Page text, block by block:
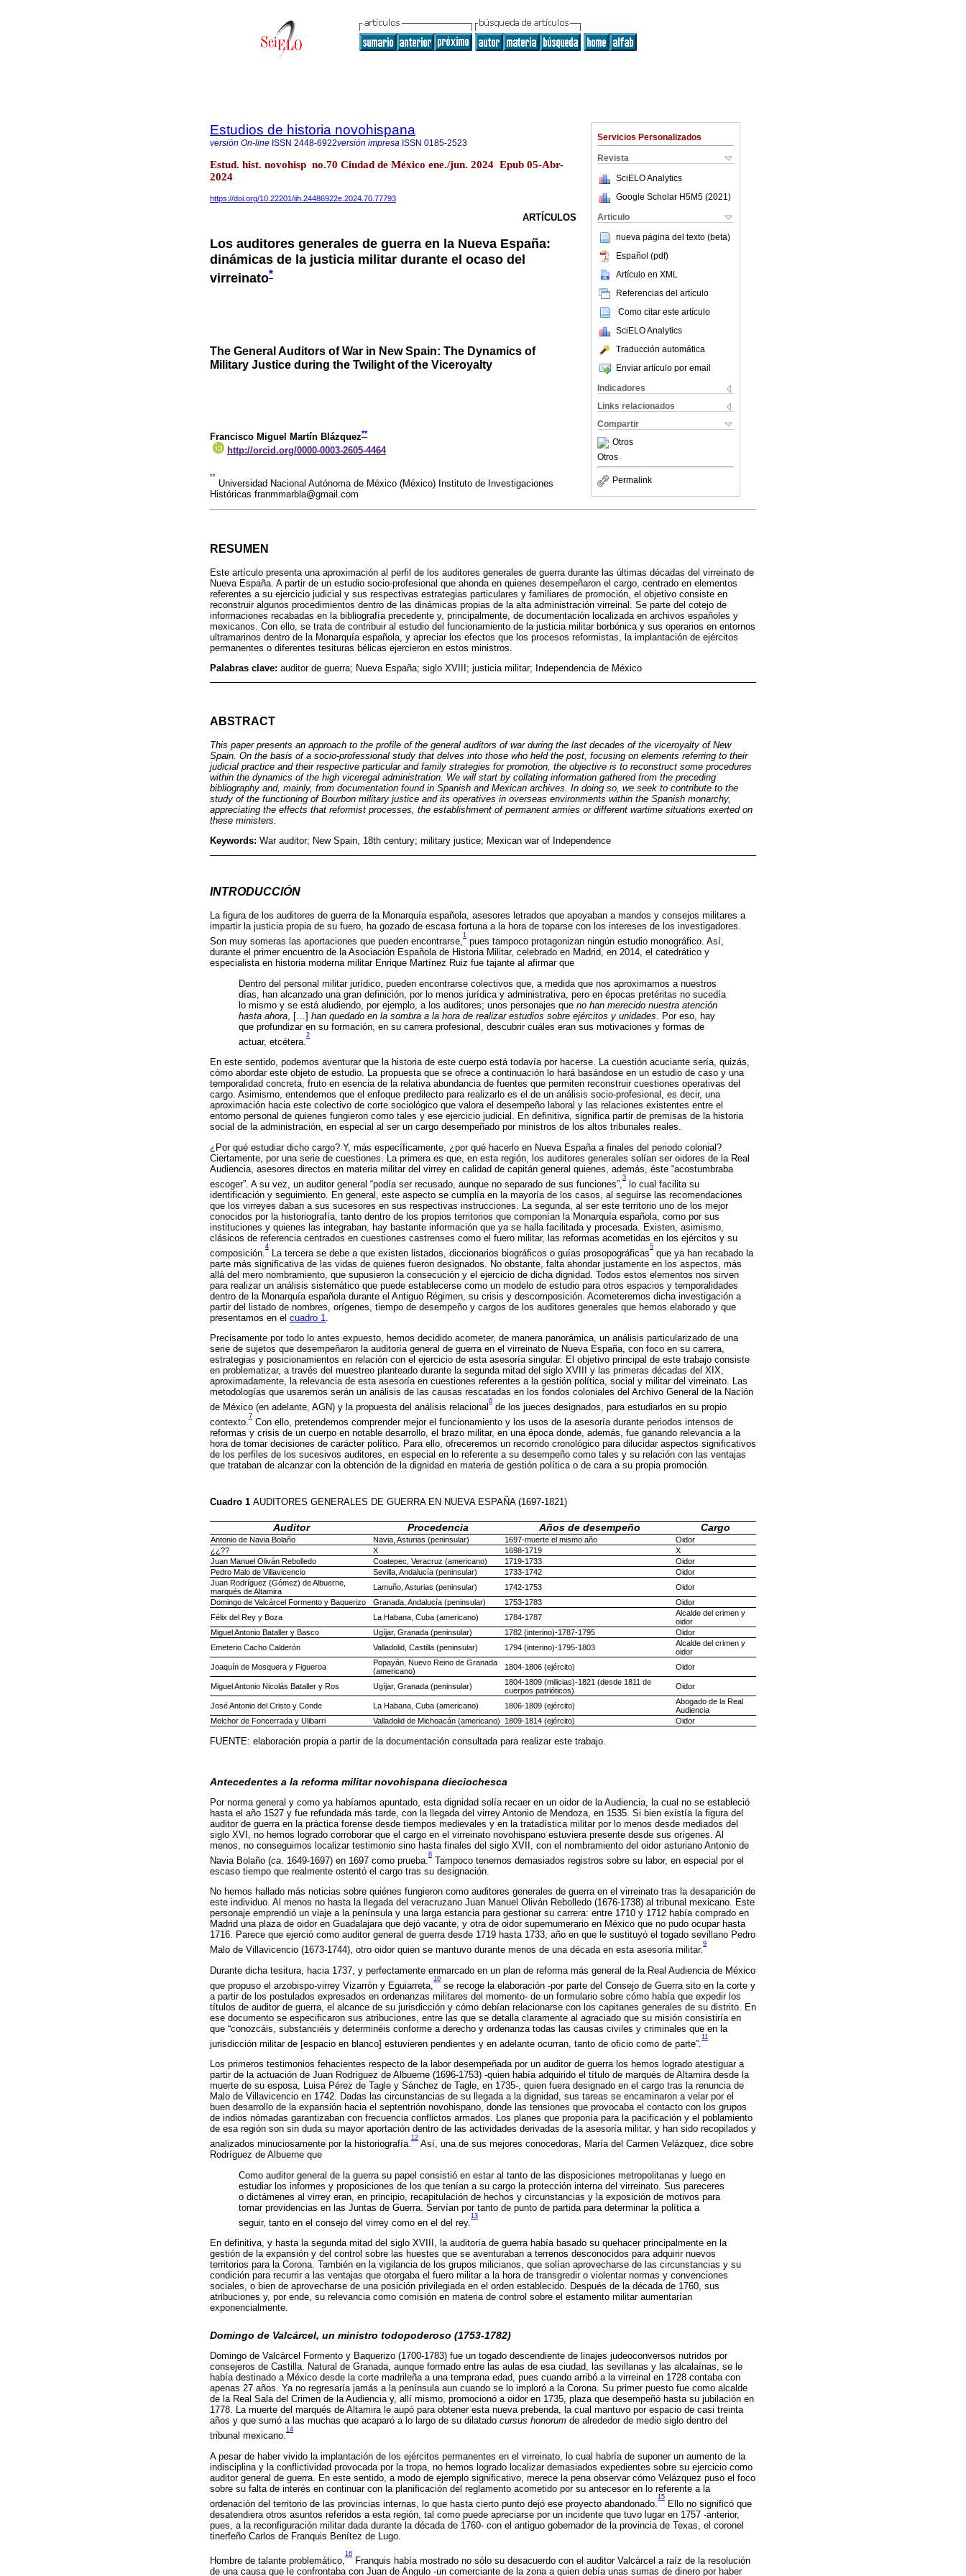
Servicios Personalizados
Revista
SciELO Analytics
Google Scholar H5M5 (2021 )
Articulo
nueva página del texto (beta)
Español (pdf)
Artículo en XML
Referencias del artículo
Como citar este artículo
SciELO Analytics
Traducción automática
Enviar artículo por email
Indicadores
Links relacionados
Compartir
Otros
Otros
Permalink
Estudios de historia novohispana
versión On-line ISSN 2448-6922versión impresa ISSN 0185-2523
Estud. hist. novohisp no.70 Ciudad de México ene./jun. 2024 Epub 05-Abr-
2024
https://doi.org/10.22201/iih.24486922e.2024.70.77793
ARTÍCULOS
Los auditores generales de guerra en la Nueva España:
dinámicas de la justicia militar durante el ocaso del
virreinato*
The General Auditors of War in New Spain: The Dynamics of
Military Justice during the Twilight of the Viceroyalty
Francisco Miguel Martín Blázquez**
http://orcid.org/0000-0003-2605-4464
**
Universidad Nacional Autónoma de México (México) Instituto de Investigaciones
Históricas franmmarbla@gmail.com
RESUMEN
Este artículo presenta una aproximación al perfil de los auditores generales de guerra durante las últimas décadas del virreinato de
Nueva España. A partir de un estudio socio-profesional que ahonda en quienes desempeñaron el cargo, centrado en elementos
referentes a su ejercicio judicial y sus respectivas estrategias particulares y familiares de promoción, el objetivo consiste en
reconstruir algunos procedimientos dentro de las dinámicas propias de la alta administración virreinal. Se parte del cotejo de
informaciones recabadas en la bibliografía precedente y, principalmente, de documentación localizada en archivos españoles y
mexicanos. Con ello, se trata de contribuir al estudio del funcionamiento de la justicia militar borbónica y sus operarios en entornos
ultramarinos dentro de la Monarquía española, y apreciar los efectos que los procesos reformistas, la implantación de ejércitos
permanentes o diferentes tesituras bélicas ejercieron en estos ministros.
Palabras clave: auditor de guerra; Nueva España; siglo XVIII; justicia militar; Independencia de México
ABSTRACT
This paper presents an approach to the profile of the general auditors of war during the last decades of the viceroyalty of New
Spain. On the basis of a socio-professional study that delves into those who held the post, focusing on elements referring to their
judicial practice and their respective particular and family strategies for promotion, the objective is to reconstruct some procedures
within the dynamics of the high viceregal administration. We will start by collating information gathered from the preceding
bibliography and, mainly, from documentation found in Spanish and Mexican archives. In doing so, we seek to contribute to the
study of the functioning of Bourbon military justice and its operatives in overseas environments within the Spanish monarchy,
appreciating the effects that reformist processes, the establishment of permanent armies or different wartime situations exerted on
these ministers.
Keywords: War auditor; New Spain, 18th century; military justice; Mexican war of Independence
INTRODUCCIÓN
La figura de los auditores de guerra de la Monarquía española, asesores letrados que apoyaban a mandos y consejos militares a
impartir la justicia propia de su fuero, ha gozado de escasa fortuna a la hora de toparse con los intereses de los investigadores.
Son muy someras las aportaciones que pueden encontrarse,
1
pues tampoco protagonizan ningún estudio monográfico. Así,
durante el primer encuentro de la Asociación Española de Historia Militar, celebrado en Madrid, en 2014, el catedrático y
especialista en historia moderna militar Enrique Martínez Ruiz fue tajante al afirmar que
Dentro del personal militar jurídico, pueden encontrarse colectivos que, a medida que nos aproximamos a nuestros
días, han alcanzado una gran definición, por lo menos jurídica y administrativa, pero en épocas pretéritas no sucedía
lo mismo y se está aludiendo, por ejemplo, a los auditores; unos personajes que no han merecido nuestra atención
hasta ahora , […] han quedado en la sombra a la hora de realizar estudios sobre ejércitos y unidades . Por eso, hay
que profundizar en su formación, en su carrera profesional, descubrir cuáles eran sus motivaciones y formas de
actuar, etcétera.
2
En este sentido, podemos aventurar que la historia de este cuerpo está todavía por hacerse. La cuestión acuciante sería, quizás,
cómo abordar este objeto de estudio. La propuesta que se ofrece a continuación lo hará basándose en un estudio de caso y una
temporalidad concreta, fruto en esencia de la relativa abundancia de fuentes que permiten reconstruir cuestiones operativas del
cargo. Asimismo, entendemos que el enfoque predilecto para realizarlo es el de un análisis socio-profesional, es decir, una
aproximación hacia este colectivo de corte sociológico que valora el desempeño laboral y las relaciones existentes entre el
entorno personal de quienes fungieron como tales y ese ejercicio judicial. En definitiva, significa partir de premisas de la historia
social de la administración, en especial al ser un cargo de­sempeñado por ministros de los altos tribunales reales.
¿Por qué estudiar dicho cargo? Y, más específicamente, ¿por qué hacerlo en Nueva España a finales del periodo colonial?
Ciertamente, por una serie de cuestiones. La primera es que, en esta región, los auditores generales solían ser oidores de la Real
Audiencia, asesores directos en materia militar del virrey en calidad de capitán general quienes, además, éste “acostumbraba
escoger”. A su vez, un auditor general “podía ser recusado, aunque no separado de sus funciones”,
3
lo cual facilita su
identificación y seguimiento. En general, este aspecto se cumplía en la mayoría de los casos, al seguirse las recomendaciones
que los virreyes daban a sus sucesores en sus respectivas instrucciones. La segunda, al ser este territorio uno de los mejor
conocidos por la historiografía, tanto dentro de los propios territorios que componían la Monarquía española, como por sus
instituciones y quienes las integraban, hay bastante información que ya se halla facilitada y procesada. Existen, asimismo,
clásicos de referencia centrados en cuestiones castrenses como el fuero militar, las reformas acometidas en los ejércitos y su
composición.
4
La tercera se debe a que existen listados, diccionarios biográficos o guías prosopográficas
5
que ya han recabado la
parte más significativa de las vidas de quienes fueron designados. No obstante, falta ahondar justamente en los aspectos, más
allá del mero nombramiento, que supusieron la consecución y el ejercicio de dicha dignidad. Todos estos elementos nos sirven
para realizar un análisis sistemático que puede establecerse como un modelo de estudio para otros espacios y temporalidades
dentro de la Monarquía española durante el Antiguo Régimen, su crisis y descomposición. Acometeremos dicha investigación a
partir del listado de nombres, orígenes, tiempo de desempeño y cargos de los auditores generales que hemos elaborado y que
presentamos en el cuadro 1
Precisamente por todo lo antes expuesto, hemos decidido acometer, de manera panorámica, un análisis particularizado de una
serie de sujetos que desempeñaron la auditoría general de guerra en el virreinato de Nueva España, con foco en su carrera,
estrategias y posicionamientos en relación con el ejercicio de esta asesoría singular. El objetivo principal de este trabajo consiste
en problematizar, a través del muestreo planteado durante la segunda mitad del siglo XVIII y las primeras décadas del XIX,
aproximadamente, la relevancia de esta asesoría en cuestiones referentes a la gestión política, social y militar del virreinato. Las
metodologías que usaremos serán un análisis de las causas rescatadas en los fondos coloniales del Archivo General de la Nación
de México (en adelante, AGN) y la propuesta del análisis relacional
6
de los jueces designados, para estudiarlos en su propio
contexto.
7
Con ello, pretendemos comprender mejor el funcionamiento y los usos de la asesoría durante periodos intensos de
reformas y crisis de un cuerpo en notable desarrollo, el brazo militar, en una época donde, además, fue ganando relevancia a la
hora de tomar decisiones de carácter político. Para ello, ofreceremos un recorrido cronológico para dilucidar aspectos significativos
de los perfiles de los sucesivos auditores, en especial en lo referente a su desempeño como tales y su relación con las ventajas
que trataban de alcanzar con la obtención de la dignidad en materia de gestión política o de cara a su propia promoción.
Cuadro 1 AUDITORES GENERALES DE GUERRA EN NUEVA ESPAÑA (1697-1821)
Auditor Procedencia Años de desempeño Cargo
Antonio de Navia Bolaño Navia, Asturias (peninsular) 1697-muerte el mismo año
Oidor
¿¿??
X 1698-1719
X
Juan Manuel Oliván Rebolledo
Coatepec, Veracruz (americano) 1719-1733
Oidor
Pedro Malo de Villavicencio
Sevilla, Andalucía (peninsular) 1733-1742
Oidor
Juan Rodríguez (Gómez) de Albuerne,
marqués de Altamira
Lamuño, Asturias (peninsular) 1742-1753
Oidor
Domingo de Valcárcel Formento y Baquerizo
Granada, Andalucía (peninsular) 1753-1783
Oidor
Félix del Rey y Boza
La Habana, Cuba (americano) 1784-1787
Alcalde del crimen y
oidor
Miguel Antonio Bataller y Basco
Ugíjar, Granada (peninsular) 1782 (interino)-1787-1795
Oidor
Emeterio Cacho Calderón
Valladolid, Castilla (peninsular) 1794 (interino)-1795-1803
Alcalde del crimen y
oidor
Joaquín de Mosquera y Figueroa
Popayán, Nuevo Reino de Granada
(americano)
1804-1806 (ejército) Oidor
Miguel Antonio Nicolás Bataller y Ros Ugíjar, Granada (peninsular)
1804-1809 (milicias)-1821 (desde 1811 de
cuerpos patrióticos)
Oidor
José Antonio del Cristo y Conde La Habana, Cuba (americano) 1806-1809 (ejército)
Abogado de la Real
Audiencia
Melchor de Foncerrada y Ulibarri
Valladolid de Michoacán (americano) 1809-1814 (ejército) Oidor
FUENTE: elaboración propia a partir de la documentación consultada para realizar este trabajo.
Antecedentes a la reforma militar novohispana dieciochesca
Por norma general y como ya habíamos apuntado, esta dignidad solía recaer en un oidor de la Audiencia, la cual no se estableció
hasta el año 1527 y fue refundada más tarde, con la llegada del virrey Antonio de Mendoza, en 1535. Si bien existía la figura del
auditor de guerra en la práctica forense desde tiempos medievales y en la tratadística militar por lo menos desde mediados del
siglo XVI, no hemos logrado corroborar que el cargo en el virreinato novohispano estuviera presente desde sus orígenes. Al
menos, no conseguimos localizar testimonio sino hasta finales del siglo XVII, con el nombramiento del oidor asturiano Antonio de
Navia Bolaño (ca. 1649-1697) en 1697 como prueba.
8
Tampoco tenemos demasiados registros sobre su labor, en especial por el
escaso tiempo que realmente ostentó el cargo tras su designación.
No hemos hallado más noticias sobre quiénes fungieron como auditores generales de guerra en el virreinato tras la desaparición de
este individuo. Al menos no hasta la llegada del veracruzano Juan Manuel Oliván Rebolledo (1676-1738) al tribunal mexicano. Este
personaje emprendió un viaje a la península y una larga estancia para gestionar su carrera: entre 1710 y 1712 había comprado en
Madrid una plaza de oidor en Guadalajara que dejó vacante, y otra de oidor supernumerario en México que no pudo ocupar hasta
1716. Parece que ejerció como auditor general de guerra desde 1719 hasta 1733, año en que le sustituyó el togado sevillano Pedro
Malo de Villavicencio (1673-1744), otro oidor quien se mantuvo durante menos de una década en esta asesoría militar.
9
Durante dicha tesitura, hacia 1737, y perfectamente enmarcado en un plan de reforma más general de la Real Audiencia de México
que propuso el arzobispo-virrey Vizarrón y Eguiarreta,
10
se recoge la elaboración -por parte del Consejo de Guerra sito en la corte y
a partir de los postulados expresados en ordenanzas militares del momento- de un formulario sobre cómo había que expedir los
títulos de auditor de guerra, el alcance de su jurisdicción y cómo debían relacionarse con los capitanes generales de su distrito. En
ese documento se especificaron sus atribuciones, entre las que se detalla claramente al agraciado que su misión consistiría en
que “conozcáis, substanciéis y determinéis conforme a derecho y ordenanza todas las causas civiles y criminales que en la
jurisdicción militar de [espacio en blanco] estuvieren pendientes y en adelante ocurran, tanto de oficio como de parte”.
11
Los primeros testimonios fehacientes respecto de la labor desempeñada por un auditor de guerra los hemos logrado atestiguar a
partir de la actuación de Juan Rodríguez de Albuerne (1696-1753) -quien había adquirido el título de marqués de Altamira desde la
muerte de su esposa, Luisa Pérez de Tagle y Sánchez de Tagle, en 1735-, quien fuera designado en el cargo tras la renuncia de
Malo de Villavicencio en 1742. Dadas las circunstancias de su llegada a la dignidad, sus tareas se encaminaron a velar por el
buen desarrollo de la expansión hacia el septentrión novohispano, donde las tensiones que provocaba el contacto con los grupos
de indios nómadas garantizaban con frecuencia conflictos armados. Los planes que proponía para la pacificación y el poblamiento
de esa región son sin duda su mayor aportación dentro de las actividades derivadas de la asesoría militar, y han sido recopilados y
analizados minuciosamente por la historiografía.
12
Así, una de sus mejores conocedoras, María del Carmen Velázquez, dice sobre
Rodríguez de Albuerne que
Como auditor general de la guerra su papel consistió en estar al tanto de las disposiciones metropolitanas y luego en
estudiar los informes y proposiciones de los que tenían a su cargo la protección interna del virreinato. Sus pareceres
o dictámenes al virrey eran, en principio, recapitulación de hechos y circunstancias y la exposición de motivos para
tomar providencias en las Juntas de Guerra. Servían por tanto de punto de partida para determinar la política a
seguir, tanto en el consejo del virrey como en el del rey.
13
En definitiva, y hasta la segunda mitad del siglo XVIII, la auditoría de guerra había basado su quehacer principalmente en la
gestión de la expansión y del control sobre las huestes que se aventuraban a terrenos desconocidos para adquirir nuevos
territorios para la Corona. También en la vigilancia de los grupos milicianos, que solían aprovecharse de las circunstancias y su
condición para recurrir a las ventajas que otorgaba el fuero militar a la hora de transgredir o violentar normas y convenciones
sociales, o bien de aprovecharse de una posición privilegiada en el orden establecido. Después de la década de 1760, sus
atribuciones y, por ende, su relevancia como comisión en materia de control sobre el estamento militar aumentarían
exponencialmente.
Domingo de Valcárcel, un ministro todopoderoso (1753-1782)
Domingo de Valcárcel Formento y Baquerizo (1700-1783) fue un togado descendiente de linajes judeoconversos nutridos por
consejeros de Castilla. Natural de Granada, aunque formado entre las aulas de esa ciudad, las sevillanas y las alcalaínas, se le
había destinado a México desde la corte madrileña a una temprana edad, pues cuando arribó a la virreinal en 1728 contaba con
apenas 27 años. Ya no regresaría jamás a la península aun cuando se lo imploró a la Corona. Su primer puesto fue como alcalde
de la Real Sala del Crimen de la Audiencia y, allí mismo, promocionó a oidor en 1735, plaza que desempeñó hasta su jubilación en
1778. La muerte del marqués de Altamira le aupó para obtener esta nueva prebenda, la cual mantuvo por espacio de casi treinta
años y que sumó a las muchas que acaparó a lo largo de su dilatado cursus honorum de alrededor de medio siglo dentro del
tribunal mexicano.
14
A pesar de haber vivido la implantación de los ejércitos permanentes en el virreinato, lo cual habría de suponer un aumento de la
indisciplina y la conflictividad provocada por la tropa, no hemos logrado localizar demasiados expedientes sobre su ejercicio como
auditor general de guerra. En este sentido, a modo de ejemplo significativo, merece la pena observar cómo Velázquez puso el foco
sobre su falta de interés en continuar con la planificación del reglamento acometido por su antecesor en lo referente a la
ordenación del territorio de las provincias internas, lo que hasta cierto punto dejó ese proyecto abandonado.
15
Ello no significó que
desatendiera otros asuntos referidos a esta región, tal como puede apreciarse por un incidente que tuvo lugar en 1757 -anterior,
pues, a la reconfiguración militar dada durante la década de 1760- con el antiguo gobernador de la provincia de Texas, el coronel
tinerfeño Carlos de Franquis Benítez de Lugo.
Hombre de talante problemático,
16
Franquis había mostrado no sólo su desacuerdo con el auditor Valcárcel a raíz de la resolución
de una causa que le confrontaba con Juan de Angulo -un comerciante de la zona a quien debía unas sumas de dinero por haber